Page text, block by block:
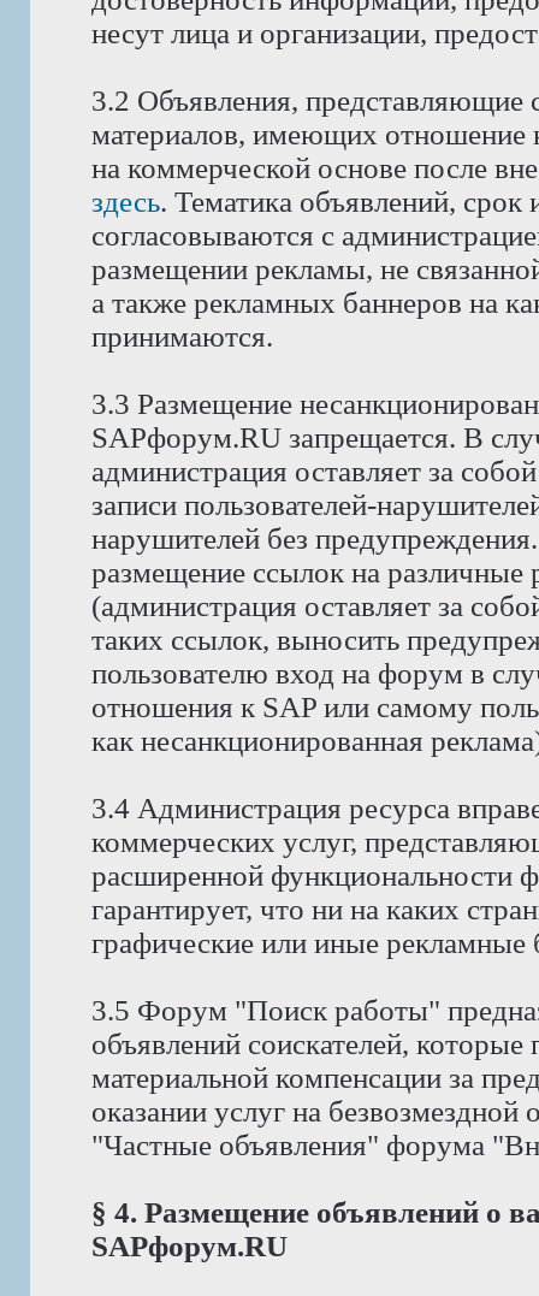
несут лица и организации,
3.2 Объявления, представляющие
материалов, имеющих отношение
на коммерческой основе после
здесь. Тематика объявлений,
согласовываются с
размещении рекламы, не
а также рекламных баннеров на
принимаются.
3.3 Размещение
SAPфорум.RU запрещается. В
администрация оставляет за
записи пользователей-
нарушителей без
размещение ссылок на различные
(администрация оставляет за
таких ссылок, выносить
пользователю вход на форум в
отношения к SAP или самому
как несанкционированная
3.4 Администрация ресурса
коммерческих услуг,
расширенной функциональности
гарантирует, что ни на каких
графические или иные рекламные
3.5 Форум "Поиск работы"
объявлений соискателей,
материальной компенсации за
оказании услуг на
"Частные объявления" форума
§ 4. Размещение объявлений о
SAPфорум.RU